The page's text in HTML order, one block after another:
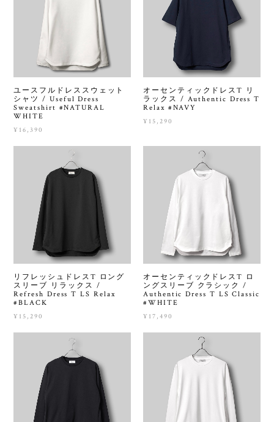
ユースフルドレススウェット
シャツ / Useful Dress
Sweatshirt #NATURAL
WHITE
¥16,390
オーセンティックドレスT リ
ラックス / Authentic Dress T
Relax #NAVY
¥15,290
リフレッシュドレスT ロング
スリーブ リラックス /
Refresh Dress T LS Relax
#BLACK
¥15,290
オーセンティックドレスT ロ
ングスリーブ クラシック /
Authentic Dress T LS Classic
#WHITE
¥17,490